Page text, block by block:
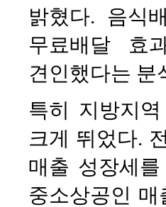
밝혔다. 음식
무료배달 효
견인했다는 분
특히 지방지
크게 뛰었다.
매출 성장세
중소상공인